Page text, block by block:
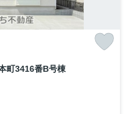
町3416番B号棟